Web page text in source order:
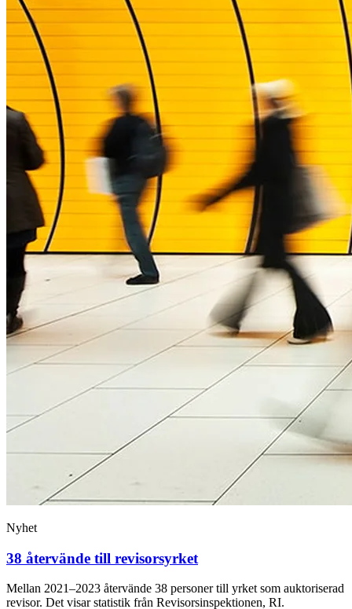
Nyhet
38 återvände till revisorsyrket
Mellan 2021–2023 återvände 38 personer till yrket som auktoriserad
revisor. Det visar statistik från Revisorsinspektionen, RI.